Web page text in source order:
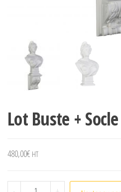
Lot Buste +
480,00€ HT
quantité de Lot Buste +